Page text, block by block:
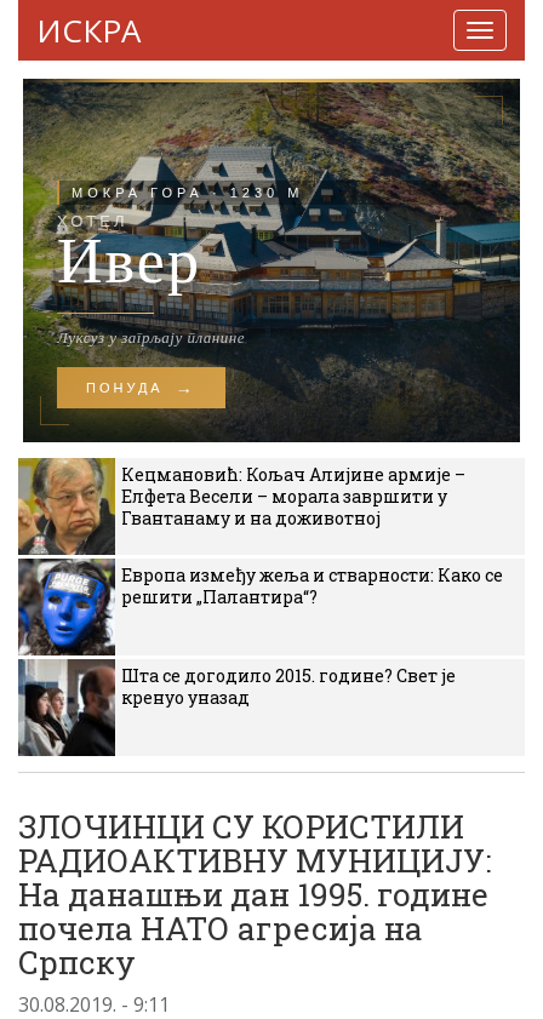
ИСКРА
Кецмановић: Кољач Алијине армије –
Елфета Весели – морала завршити у
Гвантанаму и на доживотној
Европа између жеља и стварности: Како се
решити „Палантира“?
Шта се догодило 2015. године? Свет је
кренуо уназад
ЗЛОЧИНЦИ СУ КОРИСТИЛИ
РАДИОАКТИВНУ МУНИЦИЈУ:
На данашњи дан 1995. године
почела НАТО агресија на
Српску
30.08.2019. - 9:11